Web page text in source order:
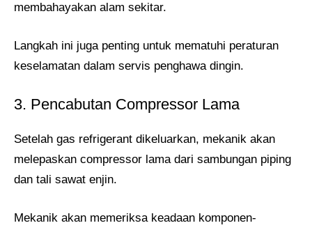
membahayakan alam sekitar.
Langkah ini juga penting untuk mematuhi peraturan
keselamatan dalam servis penghawa dingin.
3. Pencabutan Compressor Lama
Setelah gas refrigerant dikeluarkan, mekanik akan
melepaskan compressor lama dari sambungan piping
dan tali sawat enjin.
Mekanik akan memeriksa keadaan komponen-